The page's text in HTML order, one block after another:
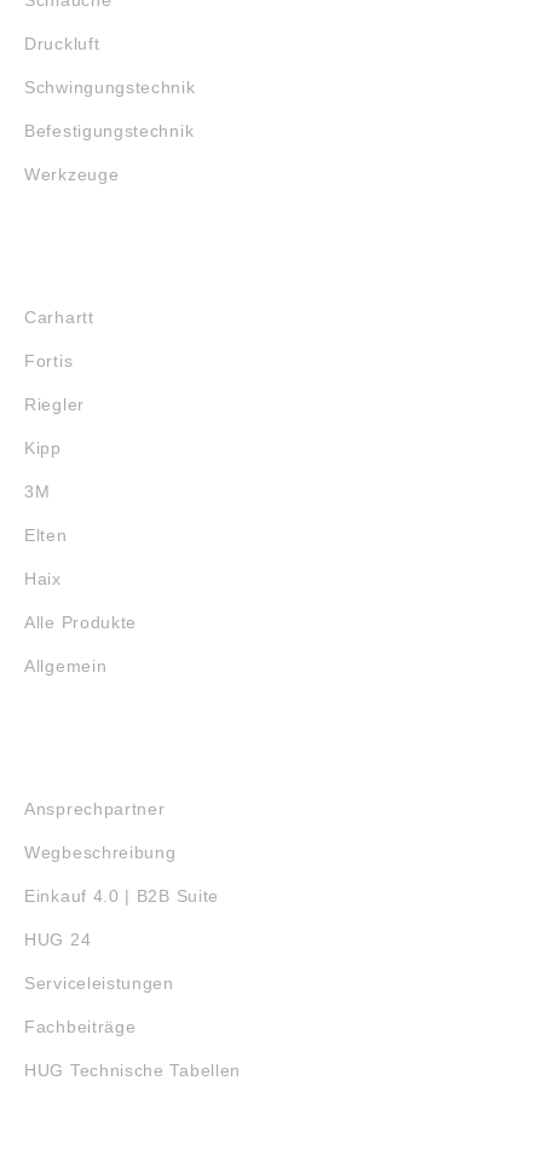
Druckluft
Schwingungstechnik
Befestigungstechnik
Werkzeuge
Carhartt
Fortis
Riegler
Kipp
3M
Elten
Haix
Alle Produkte
Allgemein
Ansprechpartner
Wegbeschreibung
Einkauf 4.0 | B2B Suite
HUG 24
Serviceleistungen
Fachbeiträge
HUG Technische Tabellen